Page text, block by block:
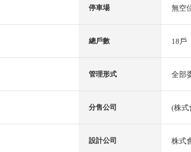
停車場 無空
總戶數 18戶
管理形式 全部
分售公司 (株式
設計公司 株式